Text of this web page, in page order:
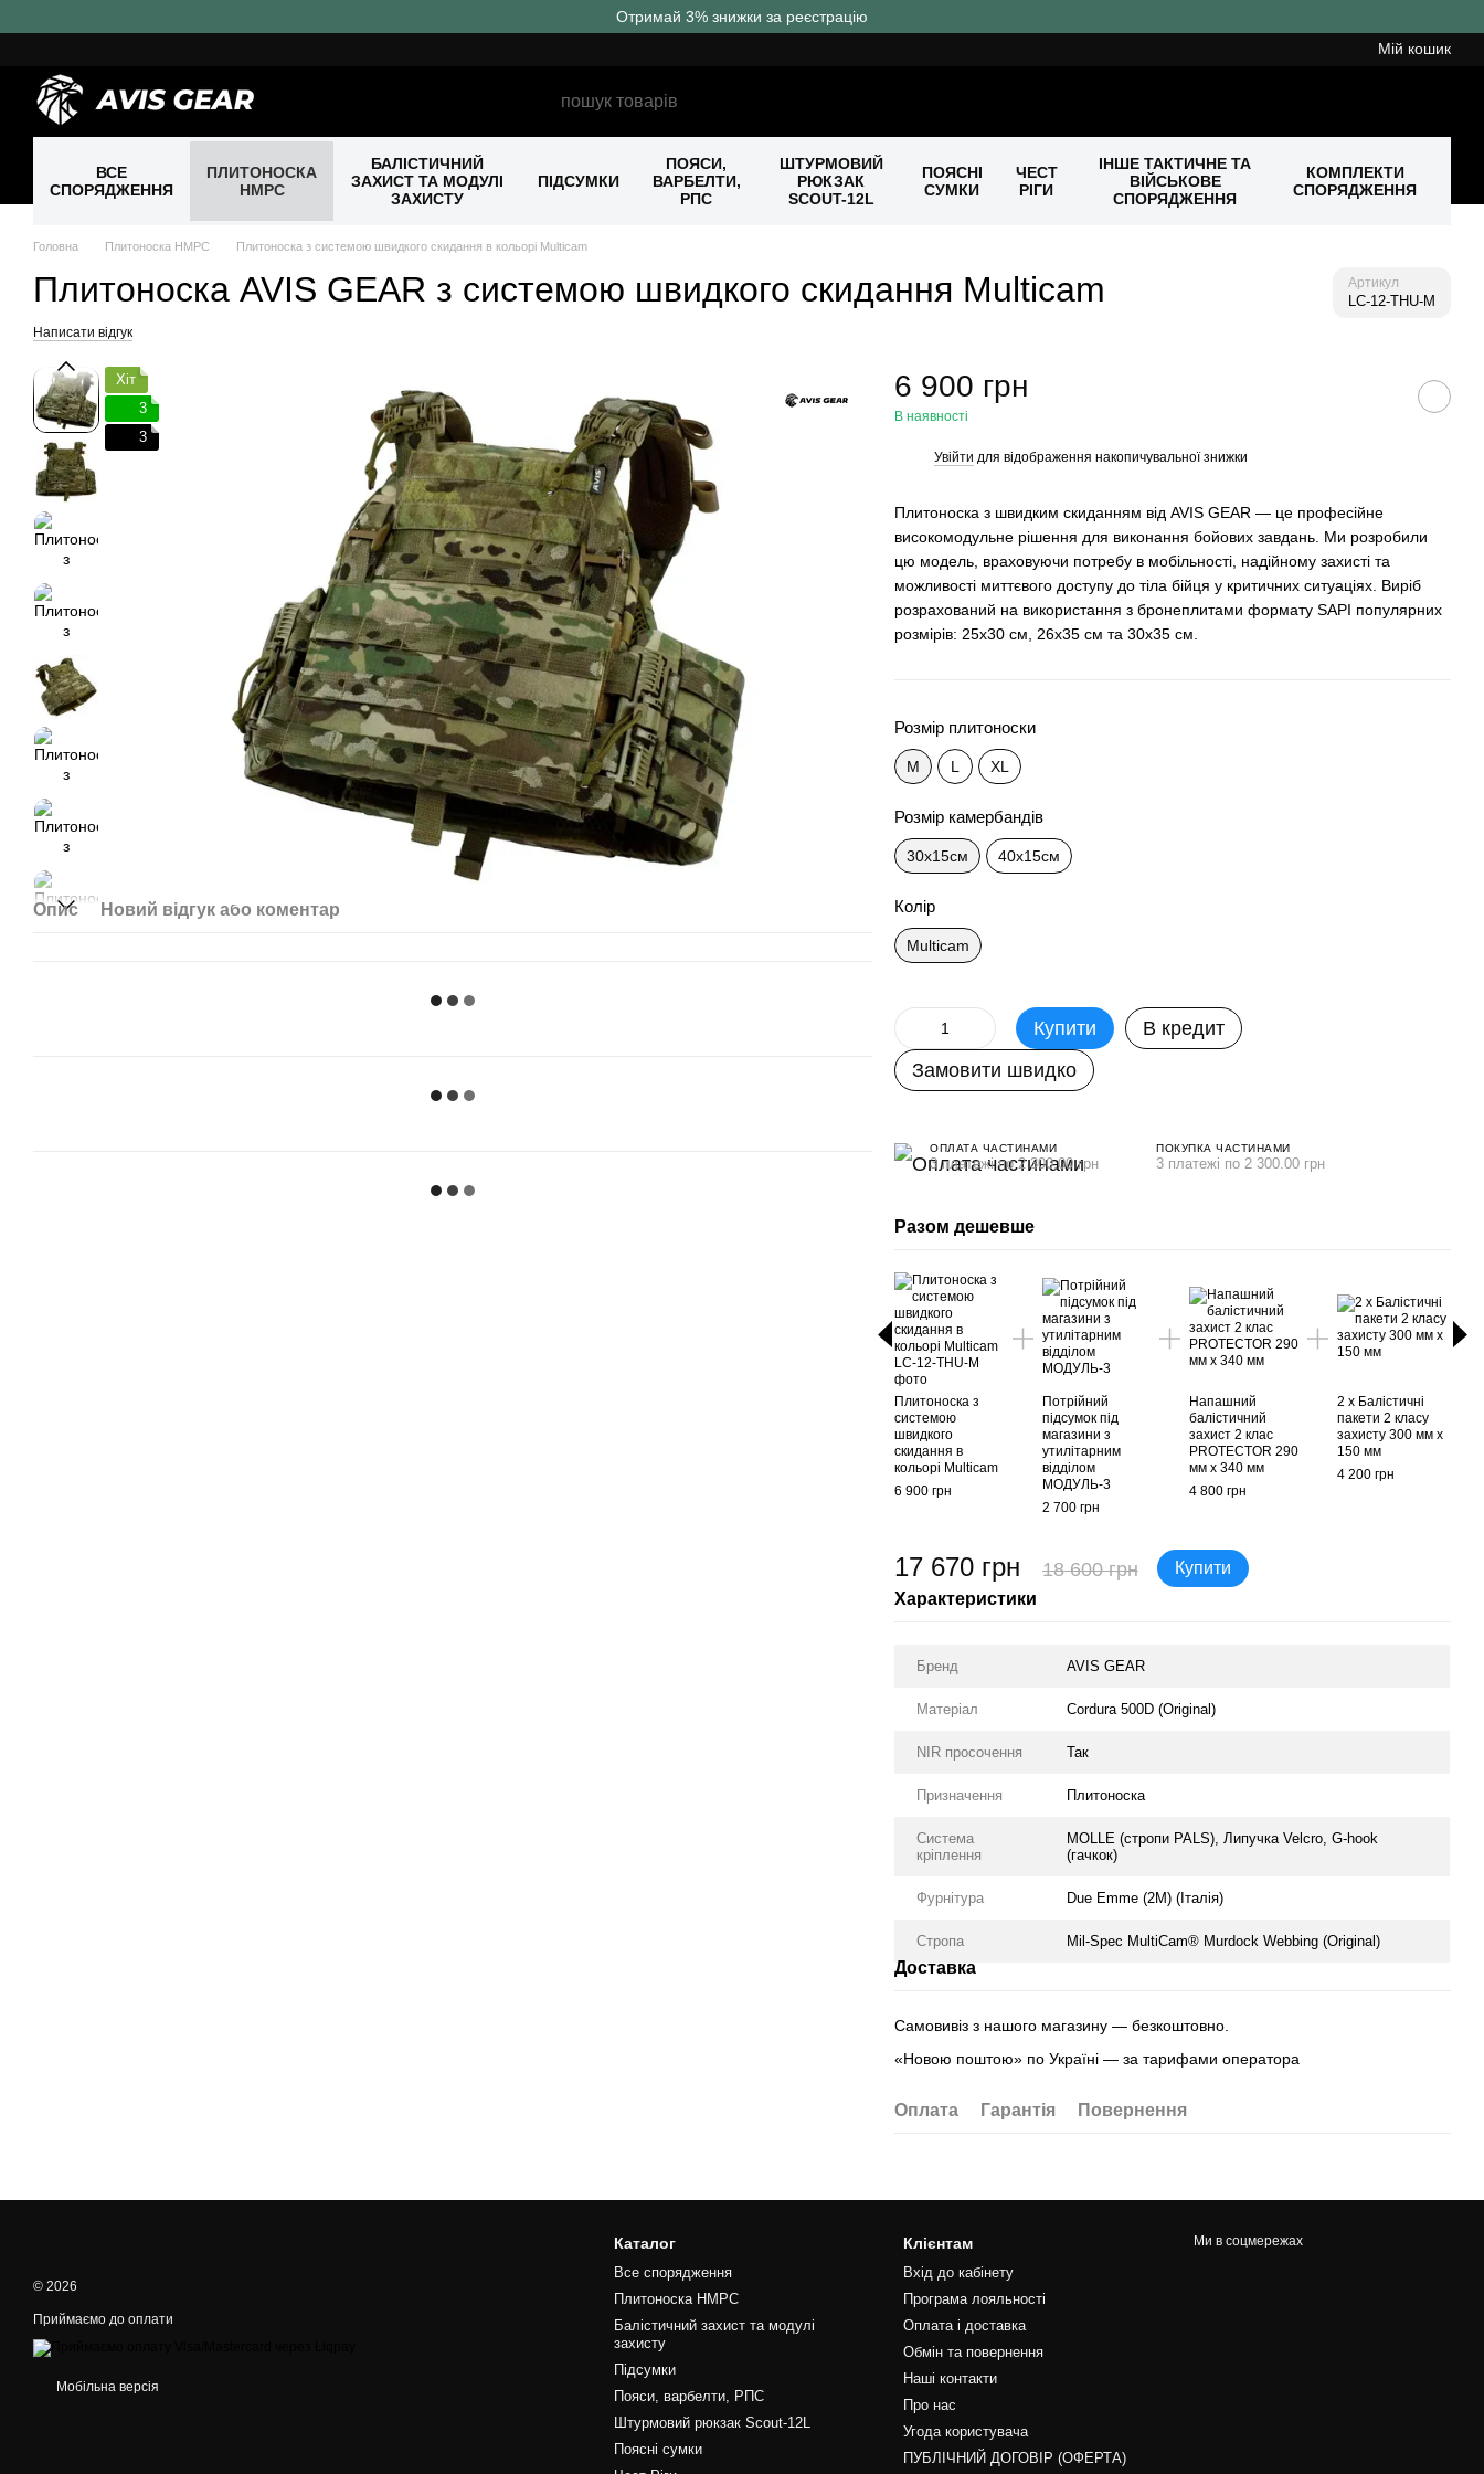
Отримай 3% знижки за реєстрацію
Мій кошик
ВСЕ
СПОРЯДЖЕННЯ
ПЛИТОНОСКА
HMPC
БАЛІСТИЧНИЙ
ЗАХИСТ ТА МОДУЛІ
ЗАХИСТУ
ПІДСУМКИ
ПОЯСИ,
ВАРБЕЛТИ,
РПС
ШТУРМОВИЙ
РЮКЗАК
SCOUT-12L
ПОЯСНІ
СУМКИ
ЧЕСТ
РІГИ
ІНШЕ ТАКТИЧНЕ ТА
ВІЙСЬКОВЕ
СПОРЯДЖЕННЯ
КОМПЛЕКТИ
СПОРЯДЖЕННЯ
Головна Плитоноска HMPC Плитоноска з системою швидкого скидання в кольорі Multicam
Плитоноска AVIS GEAR з системою швидкого скидання Multicam Артикул
LC-12-THU-M
Написати відгук
Хіт
3
3
Опис Новий відгук або коментар
6 900 грн
В наявності
Увійти для відображення накопичувальної знижки
Плитоноска з швидким скиданням від AVIS GEAR — це професійне
високомодульне рішення для виконання бойових завдань. Ми розробили
цю модель, враховуючи потребу в мобільності, надійному захисті та
можливості миттєвого доступу до тіла бійця у критичних ситуаціях. Виріб
розрахований на використання з бронеплитами формату SAPI популярних
розмірів: 25х30 см, 26x35 см та 30х35 см.
Розмір плитоноски
M L XL
Розмір камербандів
30x15см 40x15см
Колір
Multicam
Купити
В кредит
Замовити швидко
ОПЛАТА ЧАСТИНАМИ
3 платежі по 2 300.00 грн
ПОКУПКА ЧАСТИНАМИ
3 платежі по 2 300.00 грн
Разом дешевше
Плитоноска з
системою
швидкого
скидання в
кольорі Multicam
6 900 грн
Потрійний
підсумок під
магазини з
утилітарним
відділом
МОДУЛЬ-3
2 700 грн
Напашний
балістичний
захист 2 клас
PROTECTOR 290
мм х 340 мм
4 800 грн
2 х Балістичні
пакети 2 класу
захисту 300 мм х
150 мм
4 200 грн
17 670 грн 18 600 грн Купити
Характеристики
Бренд AVIS GEAR
Матеріал Cordura 500D (Original)
NIR просочення Так
Призначення Плитоноска
Система
кріплення
MOLLE (стропи PALS), Липучка Velcro, G-hook
(гачкок)
Фурнітура Due Emme (2M) (Італія)
Стропа Mil-Spec MultiCam® Murdock Webbing (Original)
Доставка
Самовивіз з нашого магазину — безкоштовно.
«Новою поштою» по Україні — за тарифами оператора
Оплата Гарантія Повернення
© 2026
Приймаємо до оплати
Мобільна версія
Каталог
Все спорядження
Плитоноска HMPC
Балістичний захист та модулі
захисту
Підсумки
Пояси, варбелти, РПС
Штурмовий рюкзак Scout-12L
Поясні сумки
Клієнтам
Вхід до кабінету
Програма лояльності
Оплата і доставка
Обмін та повернення
Наші контакти
Про нас
Угода користувача
ПУБЛІЧНИЙ ДОГОВІР (ОФЕРТА)
Ми в соцмережах